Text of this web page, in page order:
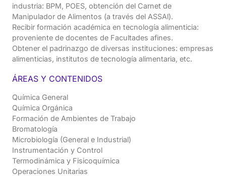
industria: BPM, POES, obtención del Carnet de
Manipulador de Alimentos (a través del ASSAl).
Recibir formación académica en tecnología alimenticia:
proveniente de docentes de Facultades afines.
Obtener el padrinazgo de diversas instituciones: empresas
alimenticias, institutos de tecnología alimentaria, etc.
ÁREAS Y CONTENIDOS
Química General
Química Orgánica
Formación de Ambientes de Trabajo
Bromatología
Microbiología (General e Industrial)
Instrumentación y Control
Termodinámica y Fisicoquímica
Operaciones Unitarias